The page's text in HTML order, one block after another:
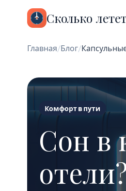
Сколько
Главная/Блог/
Комфорт в пути
Сон в